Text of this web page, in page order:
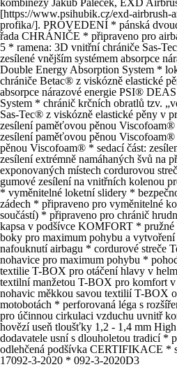
kombinézy Jakub Paleček, EXD
[https://www.psihubik.cz/exd-airbrush-
profika/]. PROVEDENÍ * pánská
řada CHRÁNIČE * připraveno pro
5 * ramena: 3D vnitřní chrániče Sas-
zesílené vnějším systémem absorpce
Double Energy Absorption System *
chrániče Betac® z viskózně elastické
absorpce nárazové energie PSI®
System * chránič krčních obratlů tzv.
Sas-Tec® z viskózně elastické pěny v
zesílení paměťovou pěnou
zesílení paměťovou pěnou
pěnou Viscofoam® * sedací část:
zesílení extrémně namáhaných švů na
exponovaných místech cordurovou
gumové zesílení na vnitřních kolenou
* vyměnitelné loketní slidery *
zádech * připraveno pro vyměnitelné
součástí) * připraveno pro chránič
kapsa v podšívce KOMFORT * pružné
boky pro maximum pohybu a vytvoření
nafouknutí airbagu * cordurové streče
nohavice pro maximum pohybu *
textilie T-BOX pro otáčení hlavy v
textilní manžetou T-BOX pro komfort
nohavic měkkou savou textilií T-BOX
motobotách * perforovaná léga s
pro účinnou cirkulaci vzduchu uvnitř
hovězí useň tloušťky 1,2 - 1,4 mm
dodavatele usní s dlouholetou tradicí *
odlehčená podšívka CERTIFIKACE *
17092-3-2020 * 092-3-2020D3